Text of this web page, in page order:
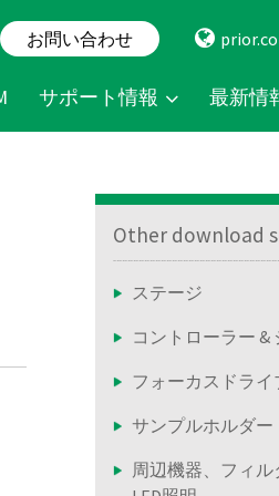
お問い合わせ
サポート情報 最新情
Other download
ステージ
コントローラー &
フォーカスドライ
サンプルホルダー
周辺機器、フィル